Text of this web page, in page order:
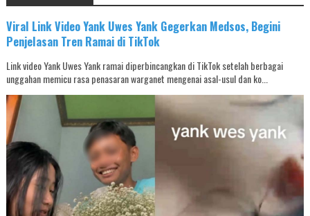
Viral Link Video Yank Uwes Yank Gegerkan Medsos, Begini
Penjelasan Tren Ramai di TikTok
Link video Yank Uwes Yank ramai diperbincangkan di TikTok setelah berbagai
unggahan memicu rasa penasaran warganet mengenai asal-usul dan ko...